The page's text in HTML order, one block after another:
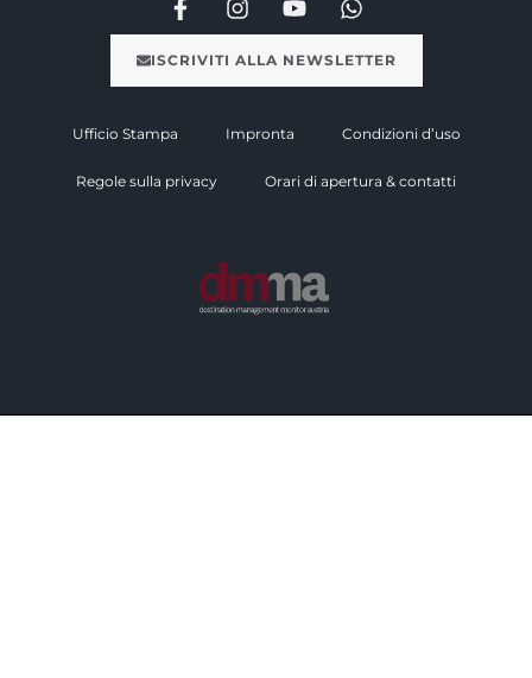
ISCRIVITI ALLA NEWSLETTER
Ufficio Stampa Impronta Condizioni d’uso
Regole sulla privacy Orari di apertura & contatti